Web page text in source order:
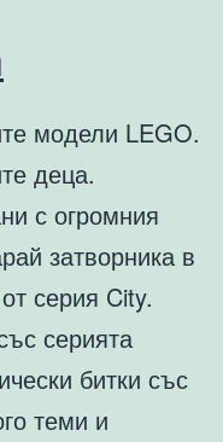
модели LEGO.
деца.
с огромния
затворника в
серия City.
серията
битки със
теми и